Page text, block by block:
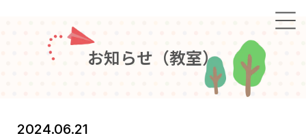
お知らせ （教室）
2024.06.21